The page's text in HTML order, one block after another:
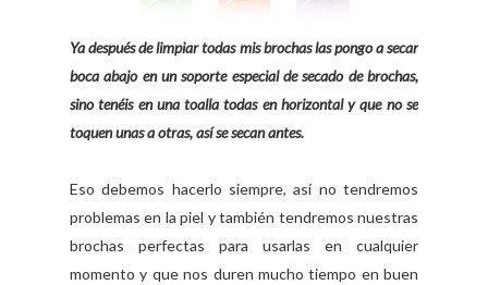
Ya después de limpiar todas mis brochas las pongo a secar
boca abajo en un soporte especial de secado de brochas,
sino tenéis en una toalla todas en horizontal y que no se
toquen unas a otras, así se secan antes.
Eso debemos hacerlo siempre, así no tendremos
problemas en la piel y también tendremos nuestras
brochas perfectas para usarlas en cualquier
momento y que nos duren mucho tiempo en buen